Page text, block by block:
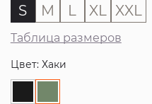
S M L XL XXL
Таблица размеров
Цвет: Хаки